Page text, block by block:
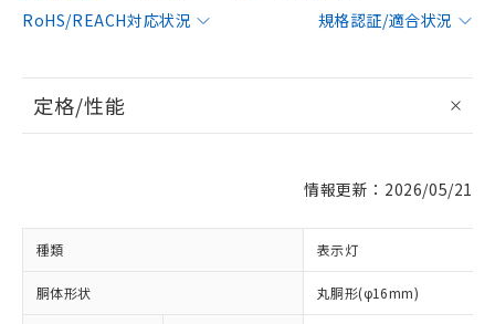
RoHS/REACH対応状況
規格認証/適合状況
定格/性能
情報更新：2026/05/21
種類 表示灯
胴体形状 丸胴形(φ16mm)